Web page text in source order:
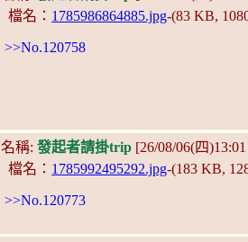
檔名： 1785986864885.jpg-(83 KB,
>>No.120758
名稱: 發起者請掛trip [26/08/06(四
檔名： 1785992495292.jpg-(183 KB,
>>No.120773